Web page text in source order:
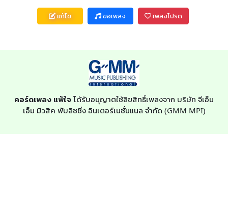
แก้ไข ขอเพลง เพลงโปรด
คอร์ดเพลง แพ้ใจ ได้รับอนุญาตใช้ลิขสิทธิ์เพลงจาก บริษัท จีเอ็ม
เอ็ม มิวสิค พับลิชชิ่ง อินเตอร์เนชั่นแนล จำกัด (GMM MPI)